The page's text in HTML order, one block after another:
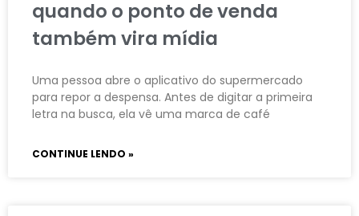
quando o ponto de venda
também vira mídia
Uma pessoa abre o aplicativo do supermercado
para repor a despensa. Antes de digitar a primeira
letra na busca, ela vê uma marca de café
CONTINUE LENDO »